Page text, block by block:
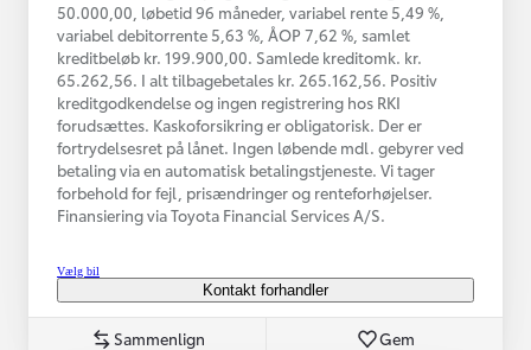
50.000,00, løbetid 96 måneder, variabel rente 5,49 %,
variabel debitorrente 5,63 %, ÅOP 7,62 %, samlet
kreditbeløb kr. 199.900,00. Samlede kreditomk. kr.
65.262,56. I alt tilbagebetales kr. 265.162,56. Positiv
kreditgodkendelse og ingen registrering hos RKI
forudsættes. Kaskoforsikring er obligatorisk. Der er
fortrydelsesret på lånet. Ingen løbende mdl. gebyrer ved
betaling via en automatisk betalingstjeneste. Vi tager
forbehold for fejl, prisændringer og renteforhøjelser.
Finansiering via Toyota Financial Services A/S.
Vælg bil
Kontakt forhandler
Sammenlign Gem